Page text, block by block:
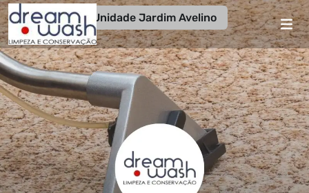
Unidade Jardim Avelino